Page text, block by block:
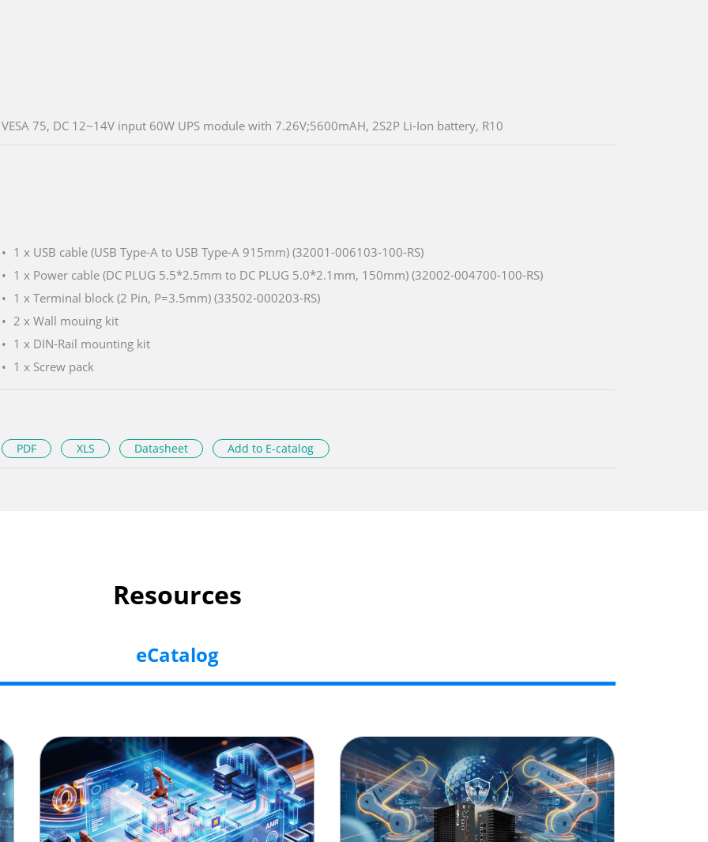
VESA 75, DC 12~14V input 60W UPS module with 7.26V;5600mAH, 2S2P Li-Ion battery, R10
1 x USB cable (USB Type-A to USB Type-A 915mm) (32001-006103-100-RS)
1 x Power cable (DC PLUG 5.5*2.5mm to DC PLUG 5.0*2.1mm, 150mm) (32002-004700-100-RS)
1 x Terminal block (2 Pin, P=3.5mm) (33502-000203-RS)
2 x Wall mouing kit
1 x DIN-Rail mounting kit
1 x Screw pack
PDF XLS Datasheet Add to E-catalog
Resources
eCatalog